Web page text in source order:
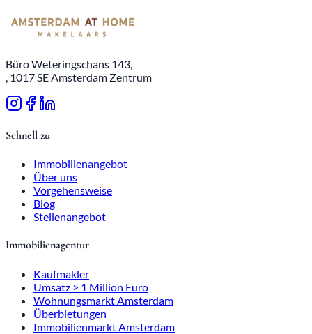
Büro Weteringschans 143,
, 1017 SE Amsterdam Zentrum
Schnell zu
Immobilienangebot
Über uns
Vorgehensweise
Blog
Stellenangebot
Immobilienagentur
Kaufmakler
Umsatz > 1 Million Euro
Wohnungsmarkt Amsterdam
Überbietungen
Immobilienmarkt Amsterdam